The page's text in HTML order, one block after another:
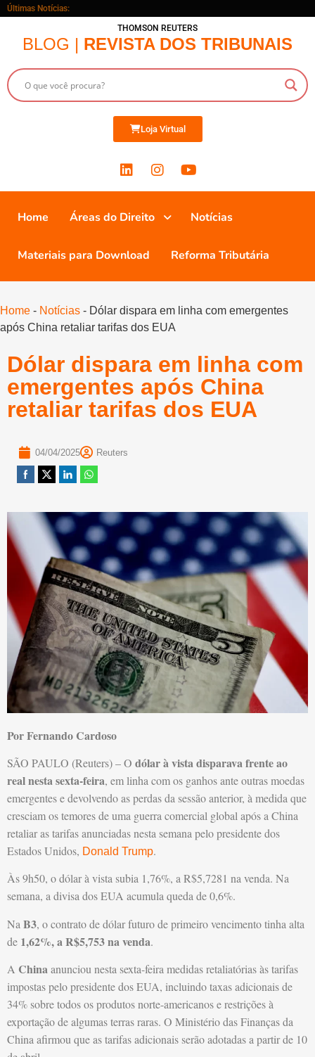
Últimas Notícias:
THOMSON REUTERS
BLOG | REVISTA DOS TRIBUNAIS
Loja Virtual
Home Áreas do Direito Notícias
Materiais para Download Reforma Tributária
Home - Notícias - Dólar dispara em linha com emergentes
após China retaliar tarifas dos EUA
Dólar dispara em linha com
emergentes após China
retaliar tarifas dos EUA
04/04/2025 Reuters
Por Fernando Cardoso
SÃO PAULO (Reuters) – O dólar à vista disparava frente ao
real nesta sexta-feira, em linha com os ganhos ante outras moedas
emergentes e devolvendo as perdas da sessão anterior, à medida que
cresciam os temores de uma guerra comercial global após a China
retaliar as tarifas anunciadas nesta semana pelo presidente dos
Estados Unidos, Donald Trump.
Às 9h50, o dólar à vista subia 1,76%, a R$5,7281 na venda. Na
semana, a divisa dos EUA acumula queda de 0,6%.
Na B3, o contrato de dólar futuro de primeiro vencimento tinha alta
de 1,62%, a R$5,753 na venda.
A Chinaanunciou nesta sexta-feira medidas retaliatórias às tarifas
impostas pelo presidente dos EUA, incluindo taxas adicionais de
34% sobre todos os produtos norte-americanos e restrições à
exportação de algumas terras raras. O Ministério das Finanças da
China afirmou que as tarifas adicionais serão adotadas a partir de 10